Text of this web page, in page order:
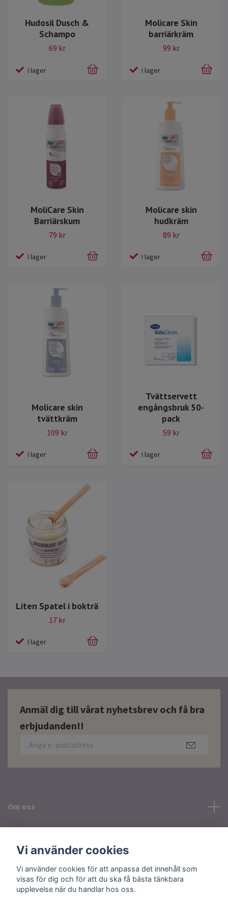
Hudosil Dusch &
Schampo
69 kr
I lager
Molicare Skin
barriärkräm
99 kr
I lager
MoliCare Skin
Barriärskum
79 kr
I lager
Molicare skin
hudkräm
89 kr
I lager
Molicare skin
tvättkräm
109 kr
I lager
Tvättservett
engångsbruk 50-
pack
59 kr
I lager
Liten Spatel i bokträ
17 kr
I lager
Anmäl dig till vårat nyhetsbrev och få bra
erbjudanden!!
Om oss
Sociala medier
Vi använder cookies
Vi använder cookies för att anpassa det innehåll som
visas för dig och för att du ska få bästa tänkbara
upplevelse när du handlar hos oss.